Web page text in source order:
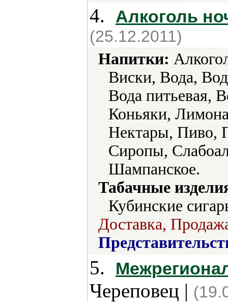
4. Алкоголь
(25.12.2011)
Напитки:
Виски, Вода,
Вода питьевая,
Коньяки,
Нектары, Пиво,
Сиропы,
Шампанское.
Табачные
Кубинские
Доставка,
5.
Череповец |